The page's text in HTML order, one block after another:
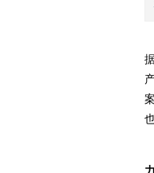
建